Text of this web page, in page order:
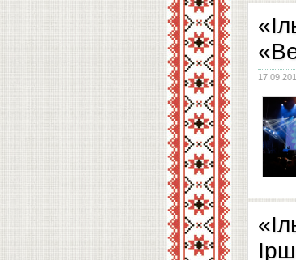
до